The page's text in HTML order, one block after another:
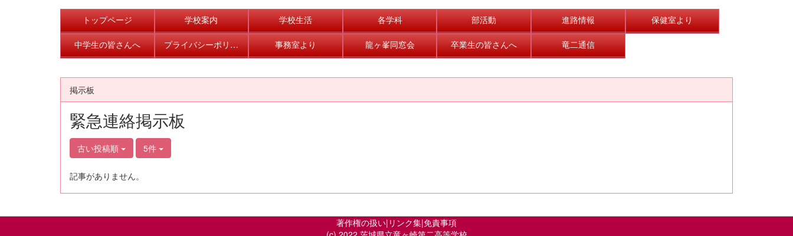
トップページ 学校案内 学校生活 各学科 部活動 進路情報 保健室より
中学生の皆さんへ プライバシーポリシー 事務室より 龍ヶ峯同窓会 卒業生の皆さんへ 竜二通信
掲示板
緊急連絡掲示板
古い投稿順 5件
記事がありません。
著作権の扱い| リンク集|免責事項